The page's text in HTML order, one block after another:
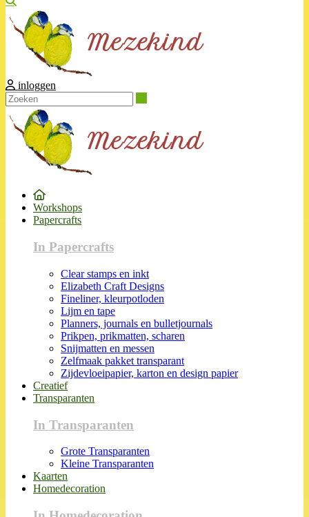
inloggen
Workshops
Papercrafts
In Papercrafts
Clear stamps en inkt
Elizabeth Craft Designs
Fineliner, kleurpotloden
Lijm en tape
Planners, journals en bulletjournals
Prikpen, prikmatten, scharen
Snijmatten en messen
Zelfmaak pakket transparant
Zijdevloeipapier, karton en design papier
Creatief
Transparanten
In Transparanten
Grote Transparanten
Kleine Transparanten
Kaarten
Homedecoration